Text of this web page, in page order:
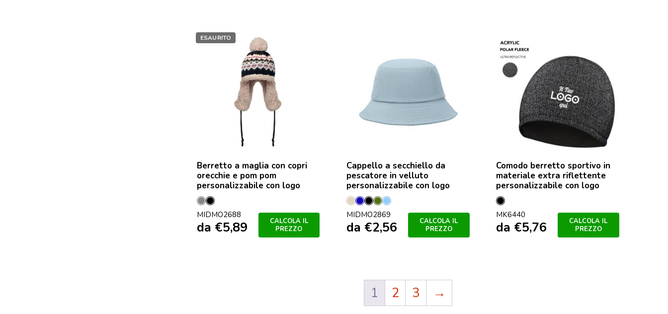
ESAURITO
Berretto a maglia con copri
orecchie e pom pom
personalizzabile con logo
Grigio
Nero
MIDMO2688
da €5,89
CALCOLA IL
PREZZO
Cappello a secchiello da
pescatore in velluto
personalizzabile con logo
Beige
BluNero
Verde
militare
Blu
Bambino
MIDMO2869
da €2,56
CALCOLA IL
PREZZO
Comodo berretto sportivo in
materiale extra riflettente
personalizzabile con logo
Nero
MK6440
da €5,76
CALCOLA IL
PREZZO
1 2 3 →